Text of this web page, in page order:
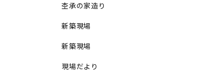
杢承の家造り
新築現場
新築現場
現場だより